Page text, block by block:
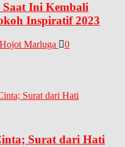
Ini Kembali
Inspiratif 2023
Hojot Marluga
0
Surat dari Hati